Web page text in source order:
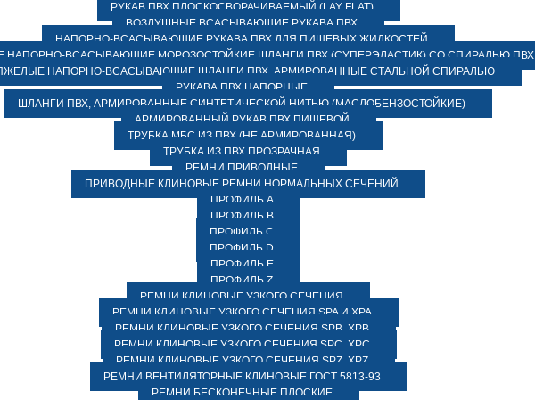
РУКАВ ПВХ ПЛОСКОСВОРАЧИВАЕМЫЙ (LAY FLAT)
ВОЗДУШНЫЕ ВСАСЫВАЮЩИЕ РУКАВА ПВХ
НАПОРНО-ВСАСЫВАЮЩИЕ РУКАВА ПВХ ДЛЯ ПИЩЕВЫХ ЖИДКОСТЕЙ
НАПОРНО-ВСАСЫВАЮЩИЕ МОРОЗОСТОЙКИЕ ШЛАНГИ ПВХ (СУПЕРЭЛАСТИК) СО СПИРАЛЬЮ ПВХ
НАПОРНО-ВСАСЫВАЮЩИЕ ШЛАНГИ ПВХ, АРМИРОВАННЫЕ СТАЛЬНОЙ СПИРАЛЬЮ
РУКАВА ПВХ НАПОРНЫЕ
ШЛАНГИ ПВХ, АРМИРОВАННЫЕ СИНТЕТИЧЕСКОЙ НИТЬЮ (МАСЛОБЕНЗОСТОЙКИЕ)
АРМИРОВАННЫЙ РУКАВ ПВХ ПИЩЕВОЙ
ТРУБКА МБС ИЗ ПВХ (НЕ АРМИРОВАННАЯ)
ТРУБКА ИЗ ПВХ ПРОЗРАЧНАЯ
РЕМНИ ПРИВОДНЫЕ
ПРИВОДНЫЕ КЛИНОВЫЕ РЕМНИ НОРМАЛЬНЫХ СЕЧЕНИЙ
ПРОФИЛЬ A
ПРОФИЛЬ B
ПРОФИЛЬ C
ПРОФИЛЬ D
ПРОФИЛЬ E
ПРОФИЛЬ Z
РЕМНИ КЛИНОВЫЕ УЗКОГО СЕЧЕНИЯ
РЕМНИ КЛИНОВЫЕ УЗКОГО СЕЧЕНИЯ SPA И XPA
РЕМНИ КЛИНОВЫЕ УЗКОГО СЕЧЕНИЯ SPB, XPB
РЕМНИ КЛИНОВЫЕ УЗКОГО СЕЧЕНИЯ SPC, XPC
РЕМНИ КЛИНОВЫЕ УЗКОГО СЕЧЕНИЯ SPZ, XPZ
РЕМНИ ВЕНТИЛЯТОРНЫЕ КЛИНОВЫЕ ГОСТ 5813-93
РЕМНИ БЕСКОНЕЧНЫЕ ПЛОСКИЕ